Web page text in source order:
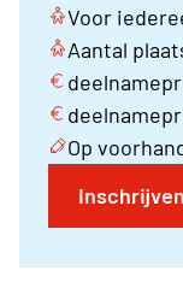
Voor
Aantal
Op
Inschrijven